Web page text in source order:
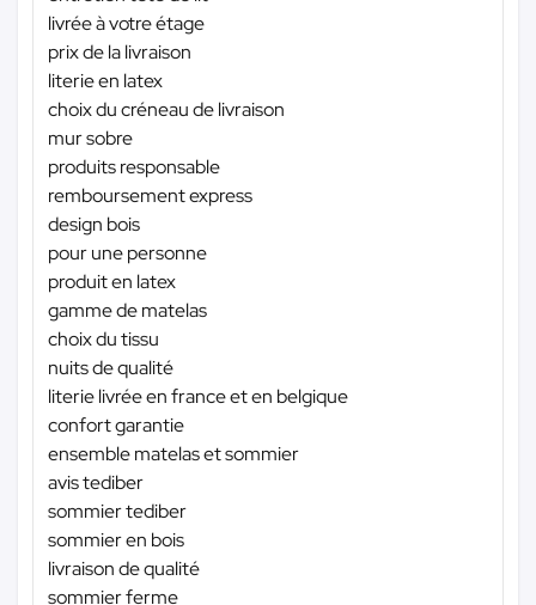
livrée à votre étage
prix de la livraison
literie en latex
choix du créneau de livraison
mur sobre
produits responsable
remboursement express
design bois
pour une personne
produit en latex
gamme de matelas
choix du tissu
nuits de qualité
literie livrée en france et en belgique
confort garantie
ensemble matelas et sommier
avis tediber
sommier tediber
sommier en bois
livraison de qualité
sommier ferme